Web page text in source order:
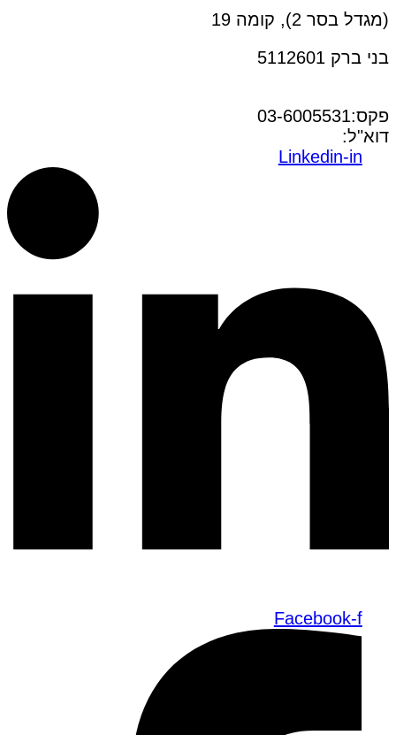
(מגדל בסר 2), קומה 19
בני ברק 5112601
פקס:03-6005531
דוא"ל:
Linkedin-in
Facebook-f